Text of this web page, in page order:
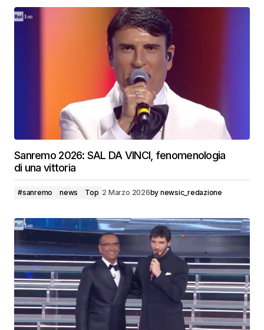
Sanremo 2026: SAL DA VINCI, fenomenologia
di una vittoria
#sanremo news Top 2 Marzo 2026by newsic_redazione